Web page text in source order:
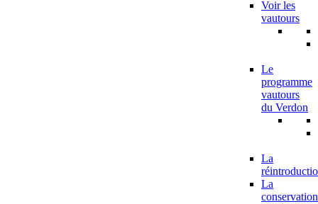
Voir les
vautours
Le
programme
vautours
du Verdon
La
La
conservation